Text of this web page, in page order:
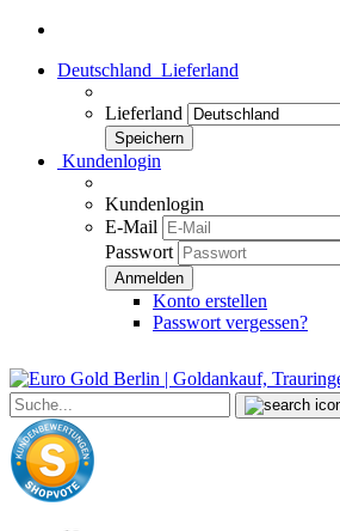
Deutschland Lieferland
Lieferland
Kundenlogin
Kundenlogin
E-Mail
Passwort
Konto erstellen
Passwort vergessen?